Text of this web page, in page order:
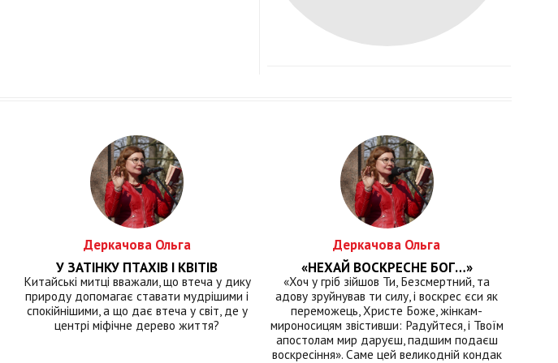
Деркачова Ольга
У ЗАТІНКУ ПТАХІВ І КВІТІВ
Китайські митці вважали, що втеча у дику
природу допомагає ставати мудрішими і
спокійнішими, а що дає втеча у світ, де у
центрі міфічне дерево життя?
Деркачова Ольга
«НЕХАЙ ВОСКРЕСНЕ БОГ…»
«Хоч у гріб зійшов Ти, Безсмертний, та
адову зруйнував ти силу, і воскрес єси як
переможець, Христе Боже, жінкам-
мироносицям звістивши: Радуйтеся, і Твоїм
апостолам мир даруєш, падшим подаєш
воскресіння». Саме цей великодній кондак